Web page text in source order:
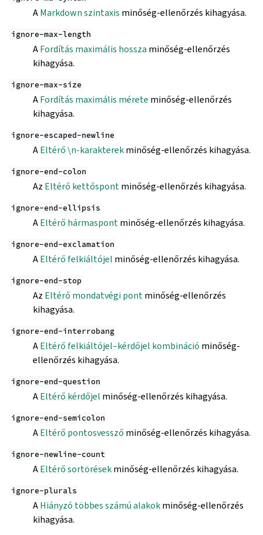
AMarkdown szintaxis minőség-ellenőrzés kihagyása.
ignore-max-length
AFordítás maximális hossza minőség-ellenőrzés
kihagyása.
ignore-max-size
AFordítás maximális mérete minőség-ellenőrzés
kihagyása.
ignore-escaped-newline
AEltérő \n-karakterekminőség-ellenőrzés kihagyása.
ignore-end-colon
Az Eltérő kettőspontminőség-ellenőrzés kihagyása.
ignore-end-ellipsis
AEltérő hármaspontminőség-ellenőrzés kihagyása.
ignore-end-exclamation
AEltérő felkiáltójel minőség-ellenőrzés kihagyása.
ignore-end-stop
Az Eltérő mondatvégi pontminőség-ellenőrzés
kihagyása.
ignore-end-interrobang
AEltérő felkiáltójel–kérdőjel kombináció minőség-
ellenőrzés kihagyása.
ignore-end-question
AEltérő kérdőjel minőség-ellenőrzés kihagyása.
ignore-end-semicolon
AEltérő pontosvessző minőség-ellenőrzés kihagyása.
ignore-newline-count
AEltérő sortörésekminőség-ellenőrzés kihagyása.
ignore-plurals
AHiányzó többes számú alakokminőség-ellenőrzés
kihagyása.